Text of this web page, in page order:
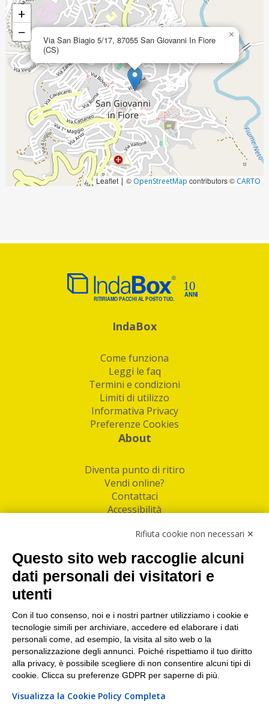
Via San Biagio 5/17, 87055 San Giovanni In Fiore
(CS)
×
+
−
Leaflet | © OpenStreetMap contributors © CARTO
IndaBox
Come funziona
Leggi le faq
Termini e condizioni
Limiti di utilizzo
Informativa Privacy
Preferenze Cookies
About
Diventa punto di ritiro
Vendi online?
Contattaci
Accessibilità
Facebook
Linkedin
I nostri punti di ritiro e spedizione pacchi nelle
maggiori città italiane
Torino|Milano|Roma|Bologna|Firenze| Genova
Napoli|Varese
Rifiuta cookie non necessari ✕
Questo sito web raccoglie alcuni
dati personali dei visitatori e
utenti
Con il tuo consenso, noi e i nostri partner utilizziamo i cookie e
tecnologie simili per archiviare, accedere ed elaborare i dati
personali come, ad esempio, la visita al sito web o la
personalizzazione degli annunci. Poiché rispettiamo il tuo diritto
alla privacy, è possibile scegliere di non consentire alcuni tipi di
cookie. Clicca su preferenze GDPR per saperne di più.
Visualizza la Cookie Policy Completa